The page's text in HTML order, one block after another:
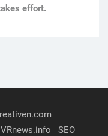
effort.
VRnews.info
SEO